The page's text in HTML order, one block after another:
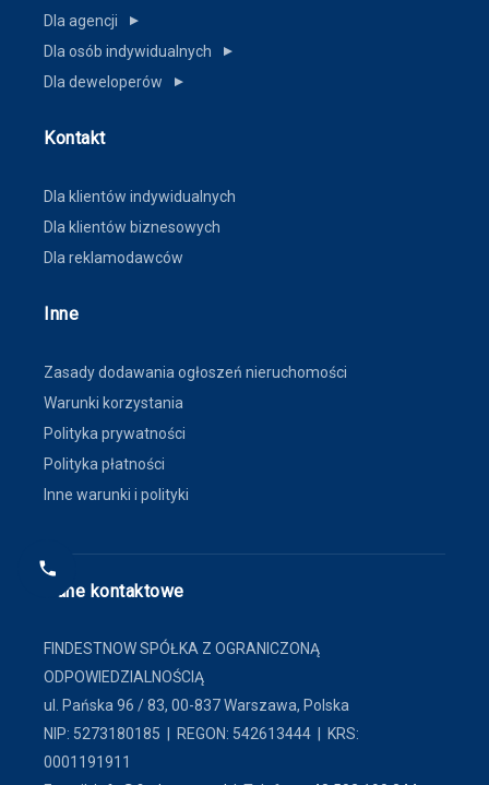
Dla agencji ▼
Dla osób indywidualnych ▼
Dla deweloperów ▼
Kontakt
Dla klientów indywidualnych
Dla klientów biznesowych
Dla reklamodawców
Inne
Zasady dodawania ogłoszeń nieruchomości
Warunki korzystania
Polityka prywatności
Polityka płatności
Inne warunki i polityki
Dane kontaktowe
FINDESTNOW SPÓŁKA Z OGRANICZONĄ
ODPOWIEDZIALNOŚCIĄ
ul. Pańska 96 / 83, 00-837 Warszawa, Polska
NIP: 5273180185 | REGON: 542613444 | KRS:
0001191911